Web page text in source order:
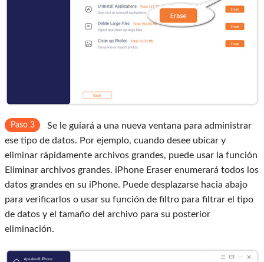
Paso 3
Se le guiará a una nueva ventana para administrar
ese tipo de datos. Por ejemplo, cuando desee ubicar y
eliminar rápidamente archivos grandes, puede usar la función
Eliminar archivos grandes. iPhone Eraser enumerará todos los
datos grandes en su iPhone. Puede desplazarse hacia abajo
para verificarlos o usar su función de filtro para filtrar el tipo
de datos y el tamaño del archivo para su posterior
eliminación.